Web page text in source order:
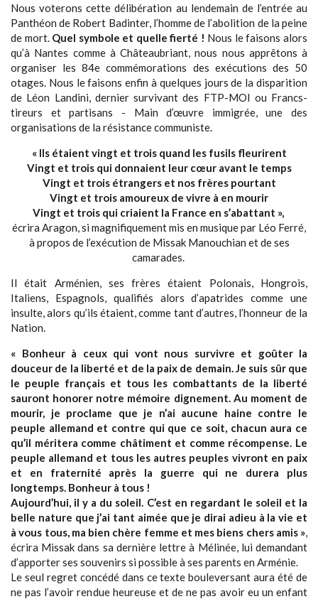
Nous voterons cette délibération au lendemain de l’entrée au
Panthéon de Robert Badinter, l’homme de l’abolition de la peine
de mort. Quel symbole et quelle fierté ! Nous le faisons alors
qu’à Nantes comme à Châteaubriant, nous nous apprêtons à
organiser les 84e commémorations des exécutions des 50
otages. Nous le faisons enfin à quelques jours de la disparition
de Léon Landini, dernier survivant des FTP-MOI ou Francs-
tireurs et partisans - Main d’œuvre immigrée, une des
organisations de la résistance communiste.
« Ils étaient vingt et trois quand les fusils fleurirent
Vingt et trois qui donnaient leur cœur avant le temps
Vingt et trois étrangers et nos frères pourtant
Vingt et trois amoureux de vivre à en mourir
Vingt et trois qui criaient la France en s’abattant »,
écrira Aragon, si magnifiquement mis en musique par Léo Ferré,
à propos de l’exécution de Missak Manouchian et de ses
camarades.
Il était Arménien, ses frères étaient Polonais, Hongrois,
Italiens, Espagnols, qualifiés alors d’apatrides comme une
insulte, alors qu’ils étaient, comme tant d’autres, l’honneur de la
Nation.
« Bonheur à ceux qui vont nous survivre et goûter la
douceur de la liberté et de la paix de demain. Je suis sûr que
le peuple français et tous les combattants de la liberté
sauront honorer notre mémoire dignement. Au moment de
mourir, je proclame que je n’ai aucune haine contre le
peuple allemand et contre qui que ce soit, chacun aura ce
qu’il méritera comme châtiment et comme récompense. Le
peuple allemand et tous les autres peuples vivront en paix
et en fraternité après la guerre qui ne durera plus
longtemps. Bonheur à tous !
Aujourd’hui, il y a du soleil. C’est en regardant le soleil et la
belle nature que j’ai tant aimée que je dirai adieu à la vie et
à vous tous, ma bien chère femme et mes biens chers amis »,
écrira Missak dans sa dernière lettre à Mélinée, lui demandant
d’apporter ses souvenirs si possible à ses parents en Arménie.
Le seul regret concédé dans ce texte bouleversant aura été de
ne pas l’avoir rendue heureuse et de ne pas avoir eu un enfant